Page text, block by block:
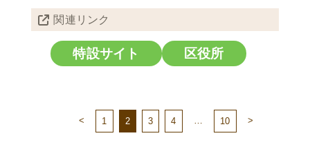
関連リンク
特設サイト 区役所
< 1 2 3 4 … 10 >